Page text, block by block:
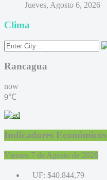
Jueves, Agosto 6, 2026
Clima
Rancagua
now
9℃
Indicadores Económicos
Viernes 7 de Agosto de 2026
UF: $40.844,79